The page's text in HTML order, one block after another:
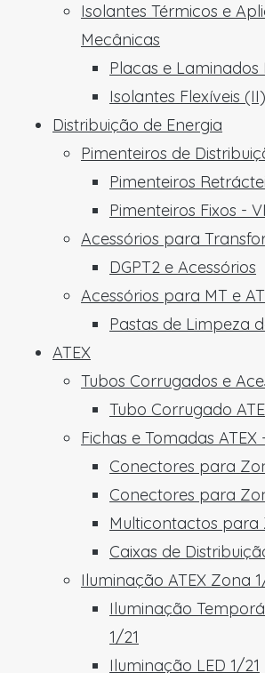
Isolantes Térmicos e
Mecânicas
Placas e Laminados
Isolantes Flexíveis (II)
Distribuição de Energia
Pimenteiros de
Pimenteiros
Pimenteiros Fixos -
Acessórios para
DGPT2 e Acessórios
Acessórios para MT e AT
Pastas de Limpeza
ATEX
Tubos Corrugados e
Tubo Corrugado
Fichas e Tomadas ATEX
Conectores para
Conectores para
Multicontactos para
Caixas de
Iluminação ATEX Zona
Iluminação
1/21
Iluminação LED 1/21